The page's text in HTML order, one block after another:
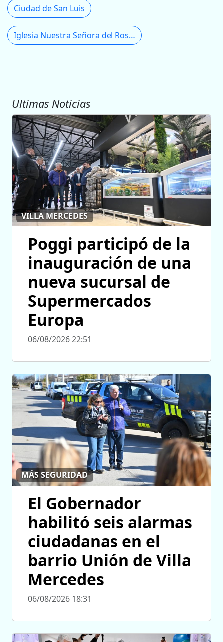
Ciudad de San Luis
Iglesia Nuestra Señora del Rosario
Ultimas Noticias
VILLA MERCEDES
Poggi participó de la
inauguración de una
nueva sucursal de
Supermercados
Europa
06/08/2026 22:51
MÁS SEGURIDAD
El Gobernador
habilitó seis alarmas
ciudadanas en el
barrio Unión de Villa
Mercedes
06/08/2026 18:31